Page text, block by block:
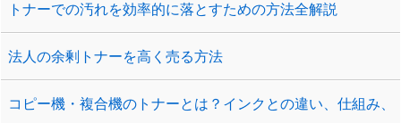
トナーでの汚れを効率的に落とすための方法全解説
法人の余剰トナーを高く売る方法
コピー機・複合機のトナーとは？インクとの違い、仕組み、